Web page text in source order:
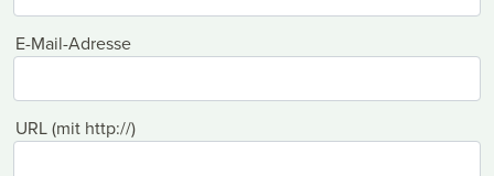
E-Mail-Adresse
URL (mit http://)